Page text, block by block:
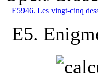
E5946. Les vingt-cinq
E5.